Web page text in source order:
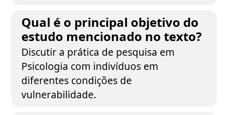
Qual é o principal objetivo do
estudo mencionado no texto?
Discutir a prática de pesquisa em
Psicologia com indivíduos em
diferentes condições de
vulnerabilidade.